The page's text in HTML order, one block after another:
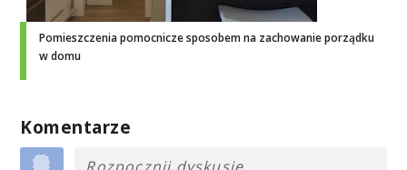
Pomieszczenia pomocnicze sposobem na zachowanie porządku
w domu
Komentarze